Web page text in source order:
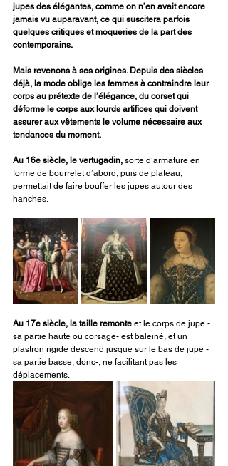
jupes des élégantes, comme on n’en avait encore
jamais vu auparavant, ce qui suscitera parfois
quelques critiques et moqueries de la part des
contemporains.
Mais revenons à ses origines. Depuis des siècles
déjà, la mode oblige les femmes à contraindre leur
corps au prétexte de l’élégance, du corset qui
déforme le corps aux lourds artifices qui doivent
assurer aux vêtements le volume nécessaire aux
tendances du moment.
Au 16e siècle, le vertugadin, sorte d’armature en
forme de bourrelet d’abord, puis de plateau,
permettait de faire bouffer les jupes autour des
hanches.
Au 17e siècle, la taille remonte et le corps de jupe -
sa partie haute ou corsage- est baleiné, et un
plastron rigide descend jusque sur le bas de jupe -
sa partie basse, donc-, ne facilitant pas les
déplacements.